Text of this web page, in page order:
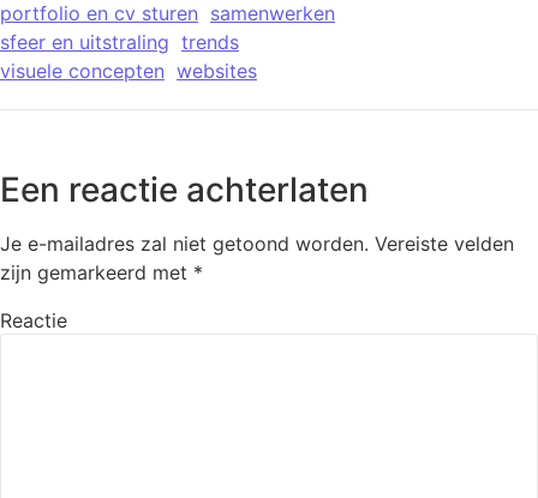
portfolio en cv sturen samenwerken
sfeer en uitstraling trends
visuele concepten websites
Een reactie achterlaten
Je e-mailadres zal niet getoond worden. Vereiste velden
zijn gemarkeerd met *
Reactie